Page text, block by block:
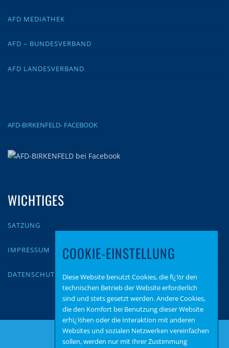
AFD MEDIATHEK
AFD – BUNDESVERBAND
AFD LANDESVERBAND
AFD-BIRKENFELD- FACEBOOK
WICHTIGES
SATZUNG
IMPRESSUM
DATENSCHUTZ
COOKIE-EINSTELLUNG
Diese Website benutzt Cookies, die fï¿½r den
technischen Betrieb der Website erforderlich
sind und stets gesetzt werden. Andere Cookies,
die den Komfort bei Benutzung dieser Website
erhï¿½hen oder die Interaktion mit anderen
Websites und sozialen Netzwerken vereinfachen
sollen, werden nur mit Ihrer Zustimmung